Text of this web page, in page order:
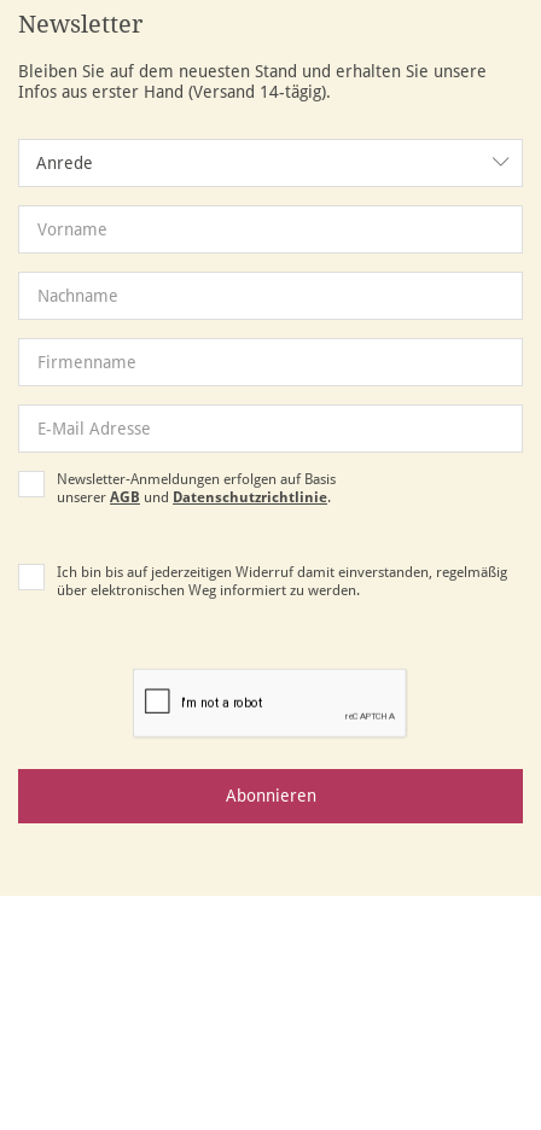
Newsletter
Bleiben Sie auf dem neuesten Stand und erhalten Sie unsere
Infos aus erster Hand (Versand 14-tägig).
Anrede
Newsletter-Anmeldungen erfolgen auf Basis
unserer AGB und Datenschutzrichtlinie.
Ich bin bis auf jederzeitigen Widerruf damit einverstanden, regelmäßig
über elektronischen Weg informiert zu werden.
Abonnieren